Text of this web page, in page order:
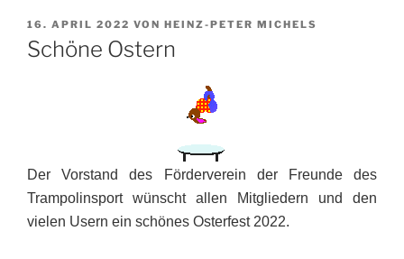
VERÖFFENTLICHT
AM
16. APRIL 2022 VON HEINZ-PETER MICHELS
Schöne Ostern
Der Vorstand des Förderverein der Freunde des
Trampolinsport wünscht allen Mitgliedern und den
vielen Usern ein schönes Osterfest 2022.